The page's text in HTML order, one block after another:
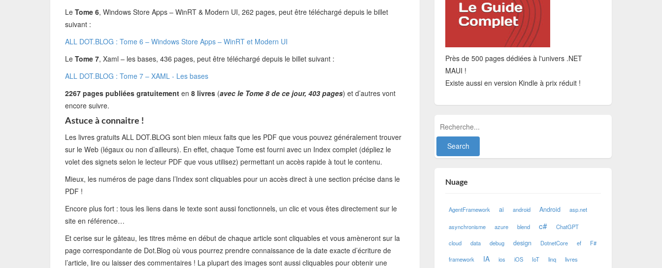
Le Tome 6, Windows Store Apps – WinRT & Modern UI, 262 pages, peut être téléchargé depuis le billet
suivant :
ALL DOT.BLOG : Tome 6 – Windows Store Apps – WinRT et Modern UI
Le Tome 7, Xaml – les bases, 436 pages, peut être téléchargé depuis le billet suivant :
ALL DOT.BLOG : Tome 7 – XAML - Les bases
2267 pages publiées gratuitement en 8 livres (avec le Tome 8 de ce jour, 403 pages) et d’autres vont
encore suivre.
Astuce à connaitre !
Les livres gratuits ALL DOT.BLOG sont bien mieux faits que les PDF que vous pouvez généralement trouver
sur le Web (légaux ou non d’ailleurs). En effet, chaque Tome est fourni avec un Index complet (dépliez le
volet des signets selon le lecteur PDF que vous utilisez) permettant un accès rapide à tout le contenu.
Mieux, les numéros de page dans l’Index sont cliquables pour un accès direct à une section précise dans le
PDF !
Encore plus fort : tous les liens dans le texte sont aussi fonctionnels, un clic et vous êtes directement sur le
site en référence…
Et cerise sur le gâteau, les titres même en début de chaque article sont cliquables et vous amèneront sur la
page correspondante de Dot.Blog où vous pourrez prendre connaissance de la date exacte d’écriture de
l’article, lire ou laisser des commentaires ! La plupart des images sont aussi cliquables pour obtenir une
Près de 500 pages dédiées à l'univers .NET
MAUI !
Existe aussi en version Kindle à prix réduit !
Nuage
AgentFramework ai android Android asp.net
asynchronisme azure blend c# ChatGPT
cloud data debug design DotnetCore ef F#
framework IA ios iOS IoT linq livres